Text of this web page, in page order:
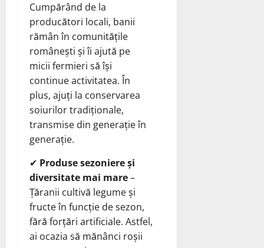
Cumpărând de la
producători locali, banii
rămân în comunitățile
românești și îi ajută pe
micii fermieri să își
continue activitatea. În
plus, ajuți la conservarea
soiurilor tradiționale,
transmise din generație în
generație.
✔ Produse sezoniere și
diversitate mai mare–
Țăranii cultivă legume și
fructe în funcție de sezon,
fără forțări artificiale. Astfel,
ai ocazia să mănânci roșii